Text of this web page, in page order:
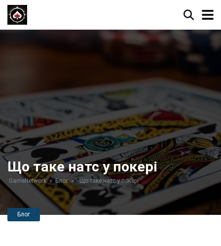
Що таке натс у покері
GameNetwork » Блог » Що таке натс у покері
Блог